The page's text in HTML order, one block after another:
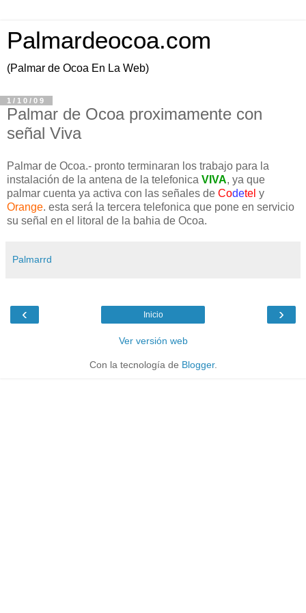
Palmardeocoa.com
(Palmar de Ocoa En La Web)
1/10/09
Palmar de Ocoa proximamente con
señal Viva
Palmar de Ocoa.- pronto terminaran los trabajo para la
instalación de la antena de la telefonica VIVA, ya que
palmar cuenta ya activa con las señales de Codetel y
Orange. esta será la tercera telefonica que pone en servicio
su señal en el litoral de la bahia de Ocoa.
Palmarrd
‹ ›
Inicio
Ver versión web
Con la tecnología de Blogger.